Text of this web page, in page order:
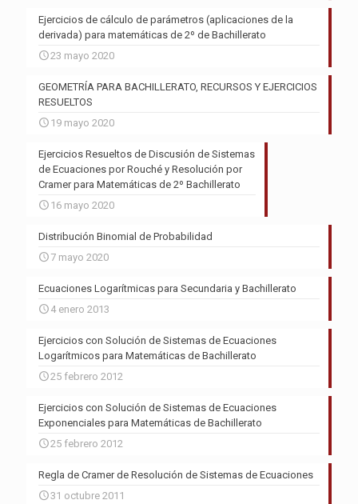
Ejercicios de cálculo de parámetros (aplicaciones de la
derivada) para matemáticas de 2º de Bachillerato
23 mayo 2020
GEOMETRÍA PARA BACHILLERATO, RECURSOS Y EJERCICIOS
RESUELTOS
19 mayo 2020
Ejercicios Resueltos de Discusión de Sistemas
de Ecuaciones por Rouché y Resolución por
Cramer para Matemáticas de 2º Bachillerato
16 mayo 2020
Distribución Binomial de Probabilidad
7 mayo 2020
Ecuaciones Logarítmicas para Secundaria y Bachillerato
4 enero 2013
Ejercicios con Solución de Sistemas de Ecuaciones
Logarítmicos para Matemáticas de Bachillerato
25 febrero 2012
Ejercicios con Solución de Sistemas de Ecuaciones
Exponenciales para Matemáticas de Bachillerato
25 febrero 2012
Regla de Cramer de Resolución de Sistemas de Ecuaciones
31 octubre 2011